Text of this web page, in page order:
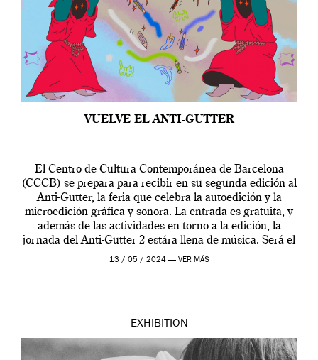
VUELVE EL ANTI-GUTTER
El Centro de Cultura Contemporánea de Barcelona
(CCCB) se prepara para recibir en su segunda edición al
Anti-Gutter, la feria que celebra la autoedición y la
microedición gráfica y sonora. La entrada es gratuita, y
además de las actividades en torno a la edición, la
jornada del Anti-Gutter 2 estára llena de música. Será el
[…]
13 / 05 / 2024 — VER MÁS
EXHIBITION